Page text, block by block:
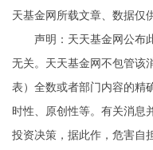
天基金网所载文章、数据仅
声明：天天基金网公布此
无关。天天基金网不包管该
表）全数或者部门内容的精
时性、原创性等。有关消息
投资决策，据此作，危害自